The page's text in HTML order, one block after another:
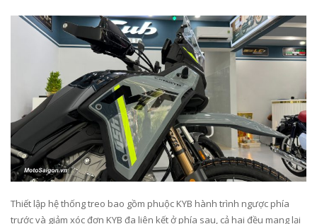
Thiết lập hệ thống treo bao gồm phuộc KYB hành trình ngược phía
trước và giảm xóc đơn KYB đa liên kết ở phía sau, cả hai đều mang lại